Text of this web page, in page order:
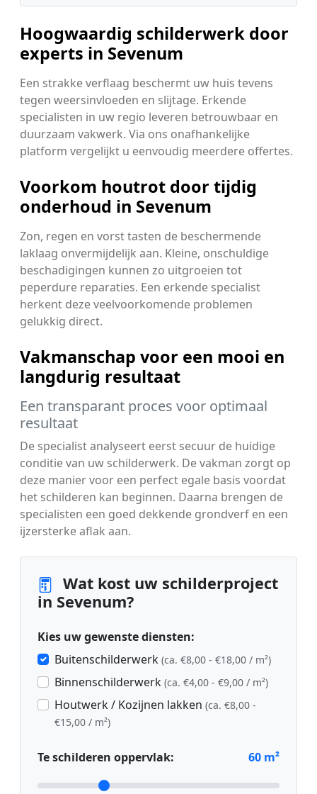
Hoogwaardig schilderwerk door
experts in Sevenum
Een strakke verflaag beschermt uw huis tevens
tegen weersinvloeden en slijtage. Erkende
specialisten in uw regio leveren betrouwbaar en
duurzaam vakwerk. Via ons onafhankelijke
platform vergelijkt u eenvoudig meerdere offertes.
Voorkom houtrot door tijdig
onderhoud in Sevenum
Zon, regen en vorst tasten de beschermende
laklaag onvermijdelijk aan. Kleine, onschuldige
beschadigingen kunnen zo uitgroeien tot
peperdure reparaties. Een erkende specialist
herkent deze veelvoorkomende problemen
gelukkig direct.
Vakmanschap voor een mooi en
langdurig resultaat
Een transparant proces voor optimaal
resultaat
De specialist analyseert eerst secuur de huidige
conditie van uw schilderwerk. De vakman zorgt op
deze manier voor een perfect egale basis voordat
het schilderen kan beginnen. Daarna brengen de
specialisten een goed dekkende grondverf en een
ijzersterke aflak aan.
Wat kost uw schilderproject
in Sevenum?
Kies uw gewenste diensten:
Buitenschilderwerk (ca. €8,00 - €18,00 / m²)
Binnenschilderwerk (ca. €4,00 - €9,00 / m²)
Houtwerk / Kozijnen lakken (ca. €8,00 -
€15,00 / m²)
Te schilderen oppervlak: 60 m²